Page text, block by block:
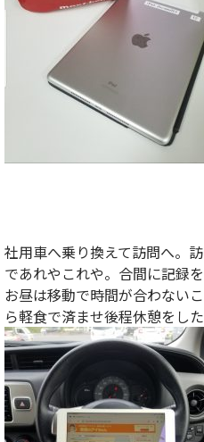
社用車へ乗り換えて訪問へ。
であれやこれや。合間に記録
お昼は移動で時間が合わない
ら軽食で済ませ後程休憩をした